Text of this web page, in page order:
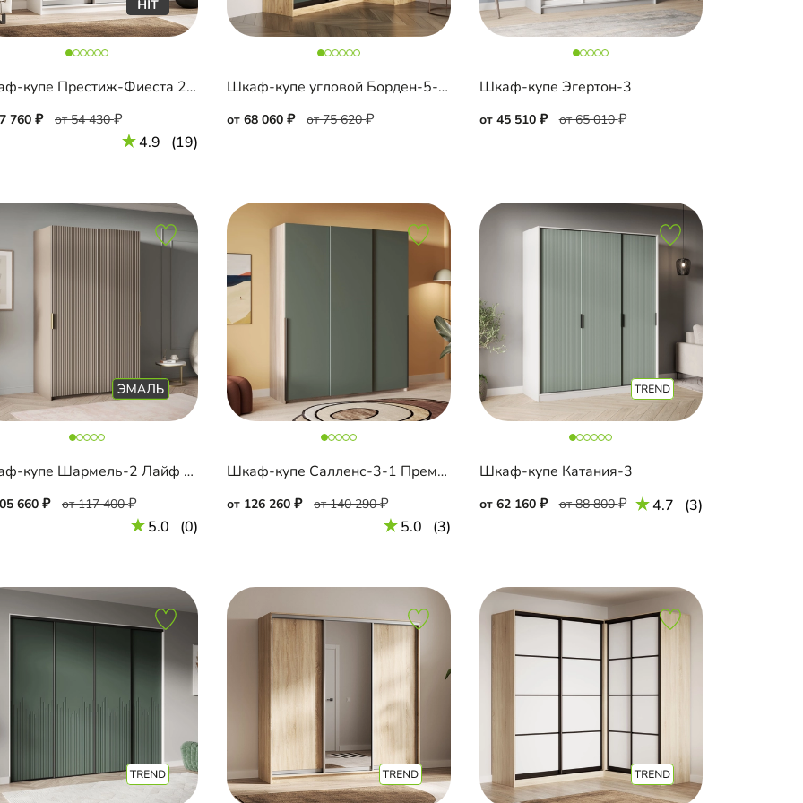
Шкаф-купе Престиж-Фиеста 2 двери
760 от 54 430
4.9 (19)
Шкаф-купе угловой Борден-5-6 1200 Премиум
от 68 060 от 75 620
Шкаф-купе Эгертон-3
от 45 510 от 65 010
Шкаф-купе Шармель-2 Лайф Эмаль
660 от 117 400
5.0 (0)
Шкаф-купе Салленс-3-1 Премиум
от 126 260 от 140 290
5.0 (3)
Шкаф-купе Катания-3
от 62 160 от 88 800 4.7 (3)